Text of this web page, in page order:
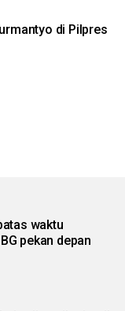
di Pilpres
waktu
pekan depan